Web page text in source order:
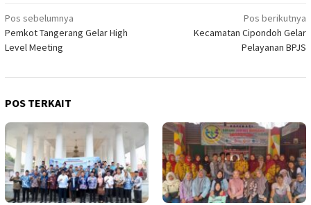
Navigasi
pos
Pos sebelumnya
Pemkot Tangerang Gelar High
Level Meeting
Pos berikutnya
Kecamatan Cipondoh Gelar
Pelayanan BPJS
POS TERKAIT